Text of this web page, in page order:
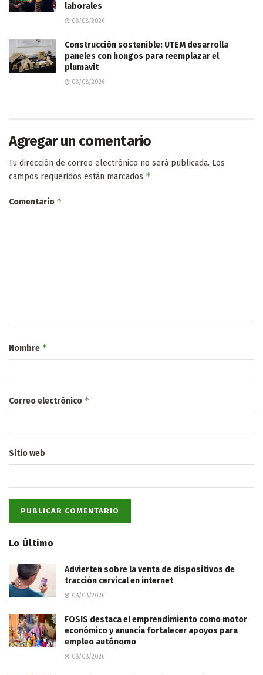
laborales
08/08/2026
Construcción sostenible: UTEM desarrolla
paneles con hongos para reemplazar el
plumavit
08/08/2026
Agregar un comentario
Tu dirección de correo electrónico no será publicada. Los
campos requeridos están marcados *
Comentario *
Nombre *
Correo electrónico *
Sitio web
Lo Último
Advierten sobre la venta de dispositivos de
tracción cervical en internet
08/08/2026
FOSIS destaca el emprendimiento como motor
económico y anuncia fortalecer apoyos para
empleo autónomo
08/08/2026